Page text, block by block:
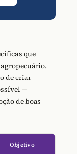
que
de criar
—
de boas
Objetivo